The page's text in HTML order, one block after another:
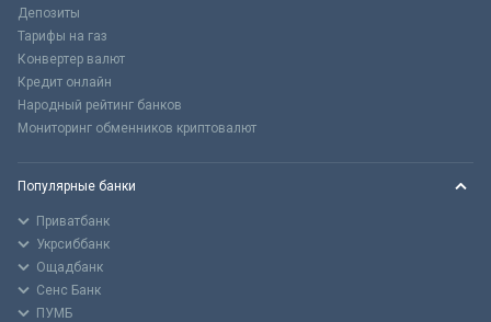
Депозиты
Тарифы на газ
Конвертер валют
Кредит онлайн
Народный рейтинг банков
Мониторинг обменников криптовалют
Популярные банки
Приватбанк
Укрсиббанк
Ощадбанк
Сенс Банк
ПУМБ